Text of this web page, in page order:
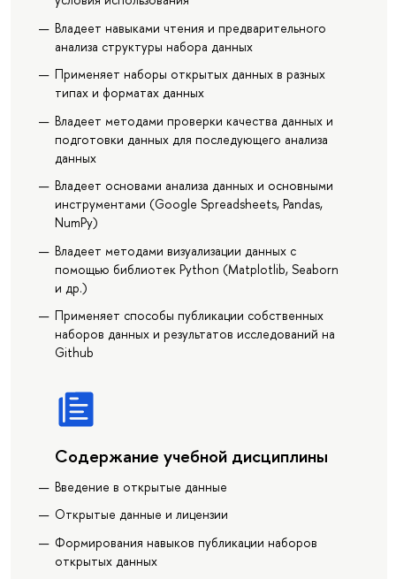
Владеет навыками чтения и предварительного
анализа структуры набора данных
Применяет наборы открытых данных в разных
типах и форматах данных
Владеет методами проверки качества данных и
подготовки данных для последующего анализа
данных
Владеет основами анализа данных и основными
инструментами (Google Spreadsheets, Pandas,
NumPy)
Владеет методами визуализации данных с
помощью библиотек Python (Matplotlib, Seaborn
и др.)
Применяет способы публикации собственных
наборов данных и результатов исследований на
Github
Содержание учебной дисциплины
Введение в открытые данные
Открытые данные и лицензии
Формирования навыков публикации наборов
открытых данных